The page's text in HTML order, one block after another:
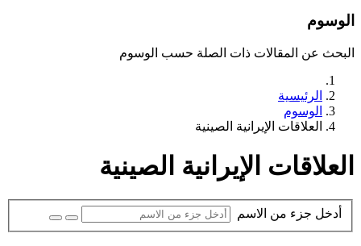
الوسوم
البحث عن المقالات ذات الصلة حسب الوسوم
الرئيسية
الوسوم
العلاقات الإيرانية الصينية
العلاقات الإيرانية الصينية
أدخل جزء من الاسم